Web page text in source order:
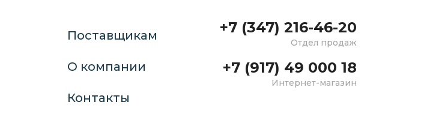
Поставщикам
О компании
Контакты
+7 (347) 216-46-20
Отдел продаж
+7 (917) 49 000 18
Интернет-магазин